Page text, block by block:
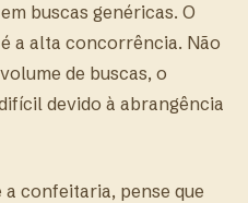
buscas genéricas. O
a alta concorrência. Não
de buscas, o
devido à abrangência
confeitaria, pense que